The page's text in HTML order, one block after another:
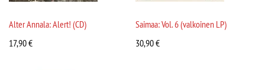
Alter Annala: Alert! (CD)
17,90€
Saimaa: Vol. 6 (valkoinen LP)
30,90€